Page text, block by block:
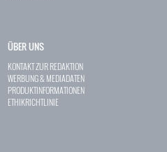
ÜBER UNS
KONTAKT ZUR REDAKTION
WERBUNG & MEDIADATEN
PRODUKTINFORMATIONEN
ETHIKRICHTLINIE